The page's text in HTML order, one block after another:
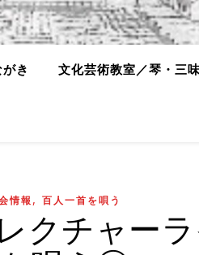
き 文化芸術教室／琴・三
情報 , 百人一首を唄う
クチャー